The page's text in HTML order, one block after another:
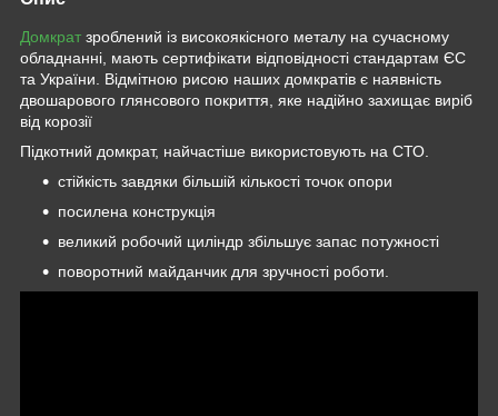
Домкрат зроблений із високоякісного металу на сучасному
обладнанні, мають сертифікати відповідності стандартам ЄС
та України. Відмітною рисою наших домкратів є наявність
двошарового глянсового покриття, яке надійно захищає виріб
від корозії
Підкотний домкрат, найчастіше використовують на СТО.
стійкість завдяки більшій кількості точок опори
посилена конструкція
великий робочий циліндр збільшує запас потужності
поворотний майданчик для зручності роботи.